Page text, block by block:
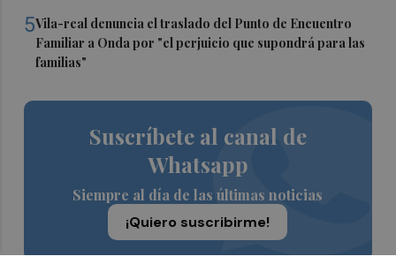
5Vila-real denuncia el traslado del Punto de Encuentro
Familiar a Onda por "el perjuicio que supondrá para las
familias"
Suscríbete al canal de
Whatsapp
Siempre al día de las últimas noticias
¡Quiero suscribirme!